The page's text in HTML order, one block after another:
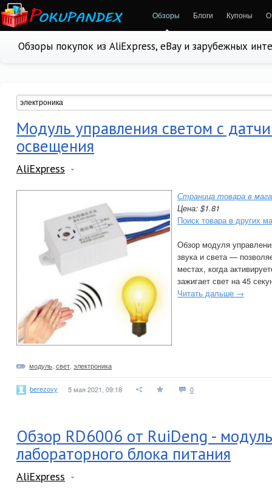
Обзоры Блоги Купоны О
Обзоры покупок из AliExpress, eBay и зарубежных
Модуль управления светом с
освещения
AliExpress
Страница товара в
Цена: $1.81
Поиск товара в других
Обзор модуля
звука и света —
местах, когда
зажигает свет на 45
Читать дальше →
модуль свет электроника
berezovy 5 мая 2021, 09:18 0
Обзор RD6006 от RuiDeng -
лабораторного блока питания
AliExpress